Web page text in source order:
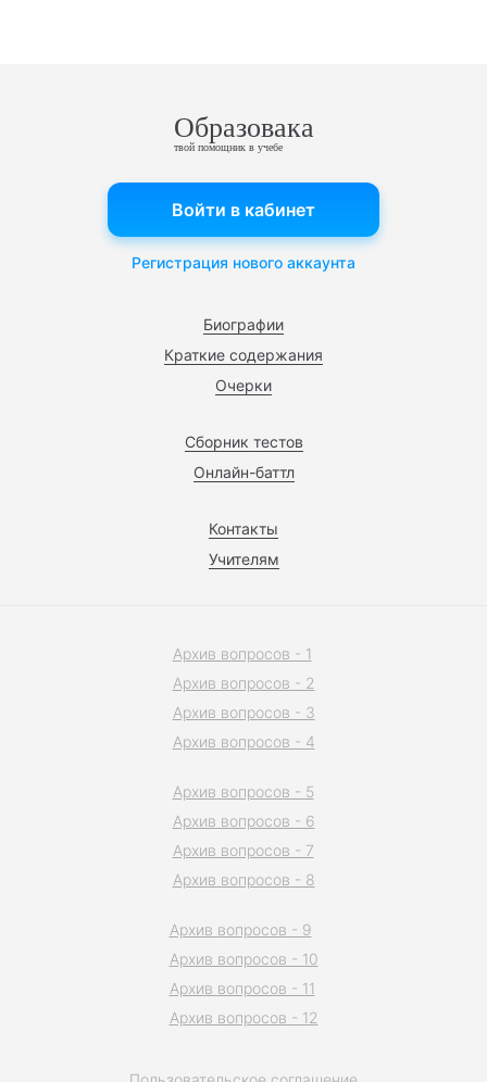
Образовака
твой помощник в учебе
Биографии
Краткие содержания
Очерки
Сборник тестов
Онлайн-баттл
Контакты
Учителям
Войти в кабинет
Регистрация нового аккаунта
Архив вопросов - 1
Архив вопросов - 2
Архив вопросов - 3
Архив вопросов - 4
Архив вопросов - 5
Архив вопросов - 6
Архив вопросов - 7
Архив вопросов - 8
Архив вопросов - 9
Архив вопросов - 10
Архив вопросов - 11
Архив вопросов - 12